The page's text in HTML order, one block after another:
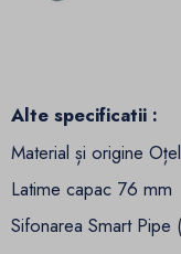
Alte specificatii :
Material și origine
Latime capac 76 mm
Sifonarea Smart Pipe